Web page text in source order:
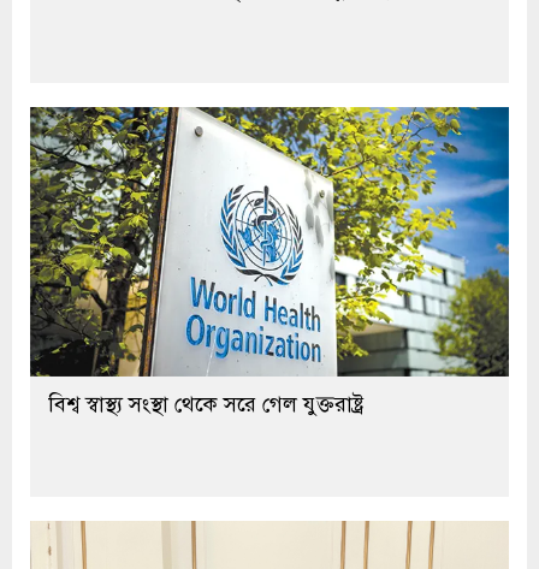
বিশ্ব স্বাস্থ্য সংস্থা থেকে সরে গেল যুক্তরাষ্ট্র